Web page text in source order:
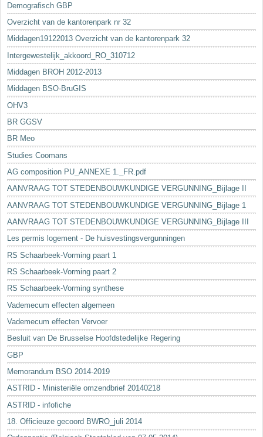
Demografisch GBP
Overzicht van de kantorenpark nr 32
Middagen19122013 Overzicht van de kantorenpark 32
Intergewestelijk_akkoord_RO_310712
Middagen BROH 2012-2013
Middagen BSO-BruGIS
OHV3
BR GGSV
BR Meo
Studies Coomans
AG composition PU_ANNEXE 1._FR.pdf
AANVRAAG TOT STEDENBOUWKUNDIGE VERGUNNING_Bijlage II
AANVRAAG TOT STEDENBOUWKUNDIGE VERGUNNING_Bijlage 1
AANVRAAG TOT STEDENBOUWKUNDIGE VERGUNNING_Bijlage III
Les permis logement - De huisvestingsvergunningen
RS Schaarbeek-Vorming paart 1
RS Schaarbeek-Vorming paart 2
RS Schaarbeek-Vorming synthese
Vademecum effecten algemeen
Vademecum effecten Vervoer
Besluit van De Brusselse Hoofdstedelijke Regering
GBP
Memorandum BSO 2014-2019
ASTRID - Ministeriële omzendbrief 20140218
ASTRID - infofiche
18. Officieuze gecoord BWRO_juli 2014